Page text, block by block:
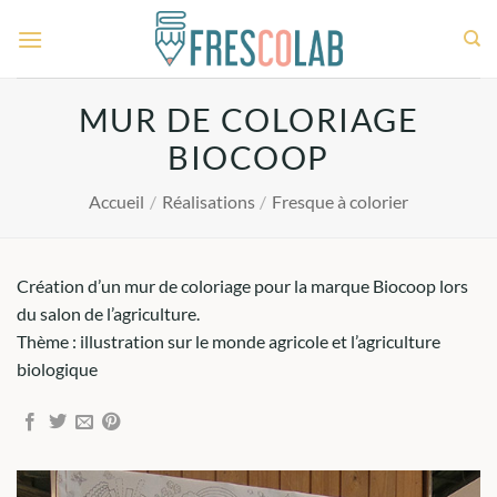
MUR DE COLORIAGE
BIOCOOP
Accueil / Réalisations / Fresque à colorier
Création d’un mur de coloriage pour la marque Biocoop lors
du salon de l’agriculture.
Thème : illustration sur le monde agricole et l’agriculture
biologique